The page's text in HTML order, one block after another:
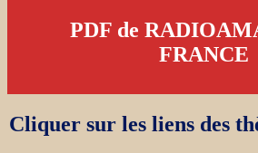
PDF de
FRANCE
Cliquer sur les liens des